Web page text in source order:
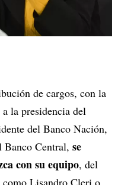
de cargos, con la
la presidencia del
del Banco Nación,
Banco Central, se
con su equipo, del